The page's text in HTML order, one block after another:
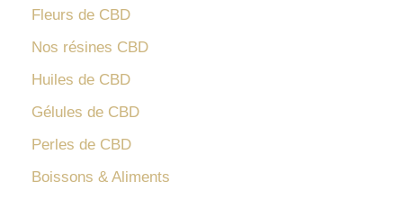
Fleurs de CBD
Nos résines CBD
Huiles de CBD
Gélules de CBD
Perles de CBD
Boissons & Aliments